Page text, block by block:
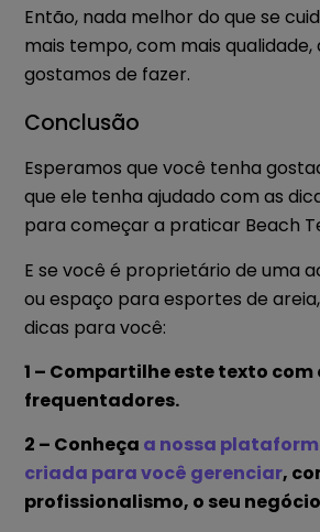
Então, nada melhor do que se
mais tempo, com mais qualidade,
gostamos de fazer.
Conclusão
Esperamos que você tenha
que ele tenha ajudado com as
para começar a praticar Beach
E se você é proprietário de uma
ou espaço para esportes de
dicas para você:
1 – Compartilhe este texto com
frequentadores.
2 – Conheça a nossa
criada para você gerenciar,
profissionalismo, o seu negócio